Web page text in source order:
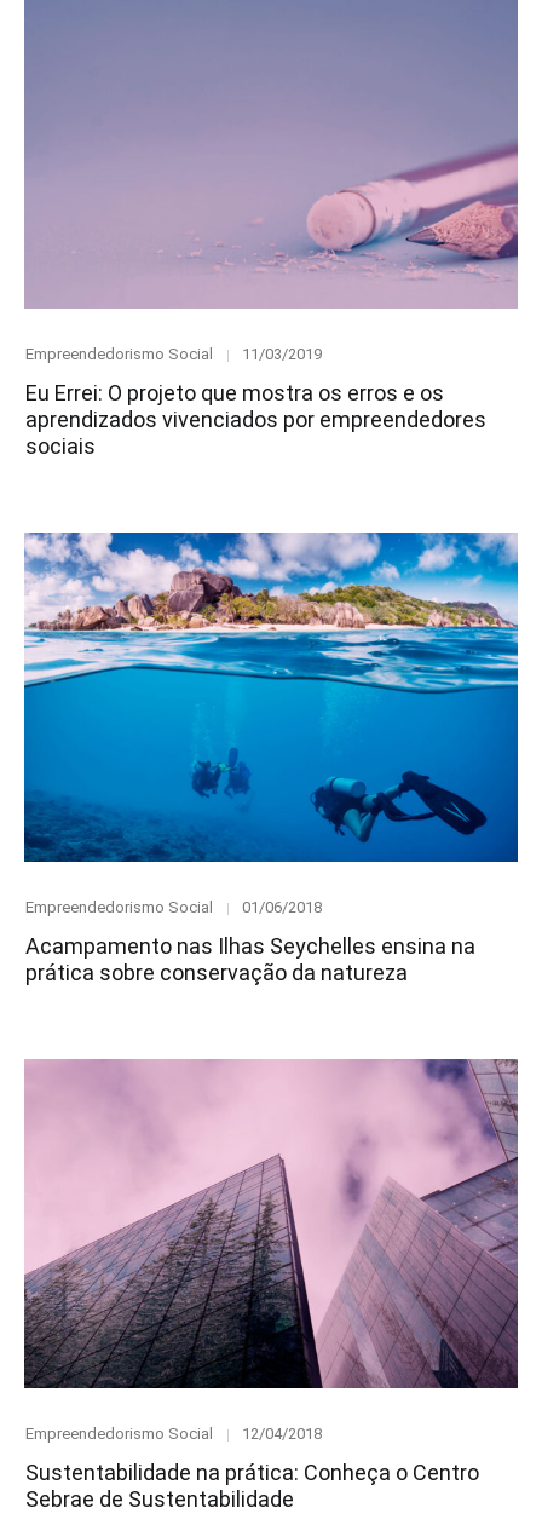
Category
Empreendedorismo Social
Posted
11/03/2019
Eu Errei: O projeto que mostra os erros e os
aprendizados vivenciados por empreendedores
sociais
Category
Empreendedorismo Social
Posted
01/06/2018
Acampamento nas Ilhas Seychelles ensina na
prática sobre conservação da natureza
Category
Empreendedorismo Social
Posted
12/04/2018
Sustentabilidade na prática: Conheça o Centro
Sebrae de Sustentabilidade